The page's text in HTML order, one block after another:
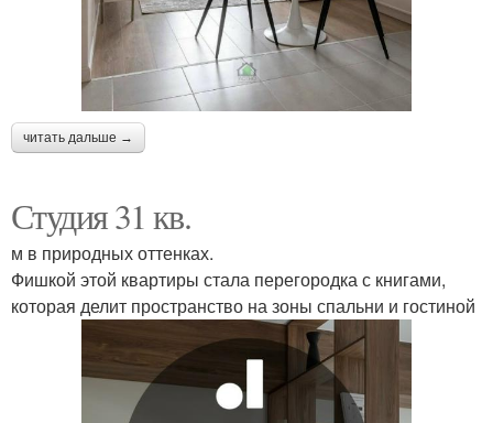
читать дальше →
Студия 31 кв.
м в природных оттенках.
Фишкой этой квартиры стала перегородка с книгами,
которая делит пространство на зоны спальни и гостиной